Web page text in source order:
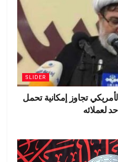
SLIDER
تجاوز إمكانية تحمل
لعملائه